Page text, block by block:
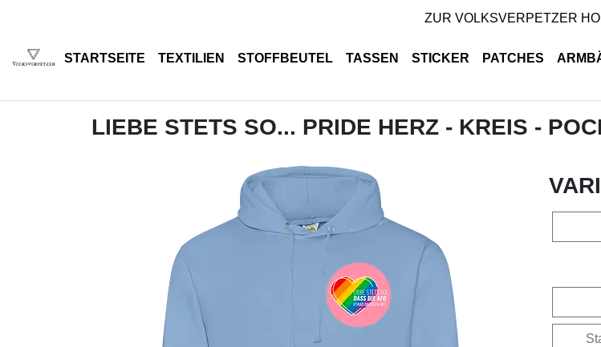
ZUR VOLKSVERPETZER
STARTSEITE TEXTILIEN STOFFBEUTEL TASSEN STICKER PATCHES
LIEBE STETS SO... PRIDE HERZ - KREIS -